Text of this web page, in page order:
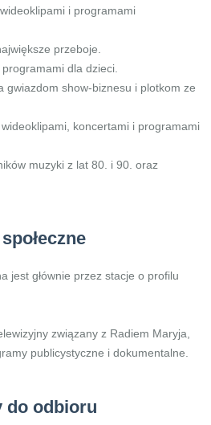
i programami
przeboje.
dla dzieci.
gwiazdom show-biznesu i plotkom ze
wideoklipami, koncertami i programami
muzyki z lat 80. i 90. oraz
jest głównie przez stacje o profilu
związany z Radiem Maryja,
publicystyczne i dokumentalne.
do odbioru